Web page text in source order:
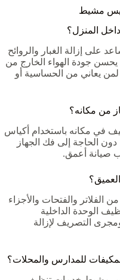
مشيط
المنزل؟
على إزالة الغبار والروائح
يحسن جودة الهواء الخارج من
لمن يعاني من الحساسية أو
من مكانه؟
في مكانه باستخدام أكياس
الحاجة إلى فك الجهاز
صيانة أعمق.
الفلاتر والفتحات والأجزاء
الوحدة الداخلية
التصريف لإزالة
للمدارس والمحلات؟